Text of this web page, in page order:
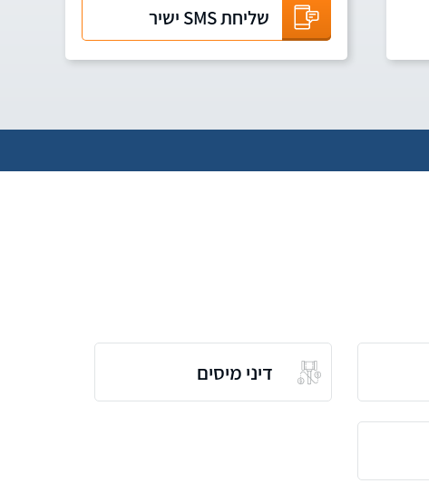
שליחת SMS ישיר
דיני מיסים